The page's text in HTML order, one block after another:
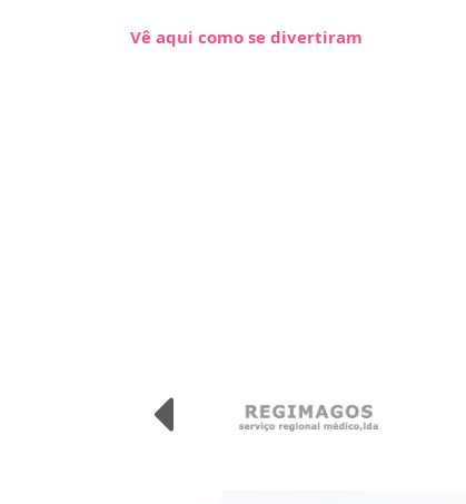
Vê aqui como se divertiram